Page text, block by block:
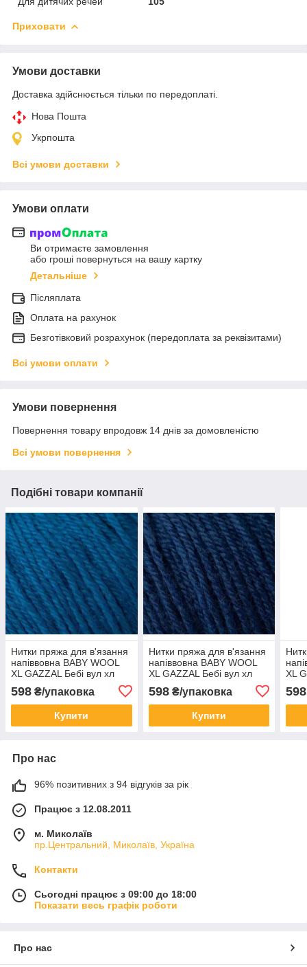
Приховати
Умови доставки
Доставка здійснюється тільки по передоплаті.
Нова Пошта
Укрпошта
Всі умови доставки
Умови оплати
Ви отримаєте замовлення
або гроші повернуться на вашу картку
Детальніше
Післяплата
Оплата на рахунок
Безготівковий розрахунок (передоплата за реквізитами)
Всі умови оплати
Умови повернення
Повернення товару впродовж 14 днів за домовленістю
Всі умови повернення
Подібні товари компанії
Нитки пряжа для в'язання
напіввовна BABY WOOL
XL GAZZAL Бебі вул хл
598 ₴/упаковка
Купити
Нитки пряжа для в'язання
напіввовна BABY WOOL
XL GAZZAL Бебі вул хл
синій
598₴/упаковка
Купити
XL
598
Про нас
96% позитивних з 94 відгуків за рік
Працює з 12.08.2011
м. Миколаїв
пр.Центральний, Миколаїв, Україна
Контакти
Сьогодні працює з 09:00 до 18:00
Показати весь графік роботи
Про нас